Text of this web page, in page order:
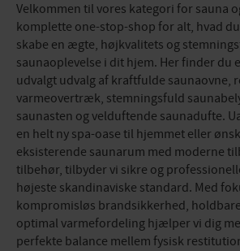
Velkommen til vores kategori for sauna
komplette one-stop-shop for alt, hvad
skabe en ægte, højkvalitets og
saunaoplevelse i dit hjem. Her finder du
udvalgt udvalg af kraftfulde saunaovne,
varmeovertræk, stemningsfuld
saunasten og velduftende saunadufte.
en helt ny spa-oase til hjemmet eller
eksisterende saunarum med moderne
tilbehør, tilbyder vi sikre og
højeste skandinaviske standard. Med
kompromisløs brandsikkerhed,
optimal varmefordeling hjælper vi dig
perfekte balance mellem fysisk